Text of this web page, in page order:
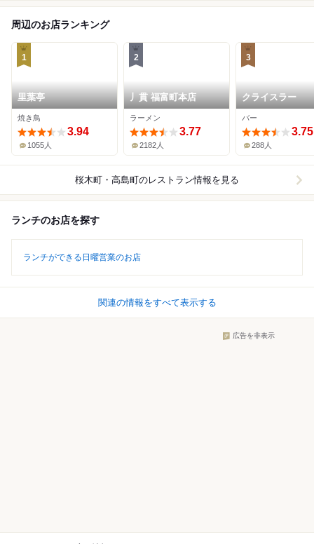
周辺のお店ランキング
1
里葉亭
焼き鳥
3.94
1055人
2
丿貫 福富町本店
ラーメン
3.77
2182人
3
クライスラー
バー
3.75
288人
桜木町・高島町のレストラン情報を見る
ランチのお店を探す
ランチができる日曜営業のお店
関連の情報をすべて表示する
広告を非表示